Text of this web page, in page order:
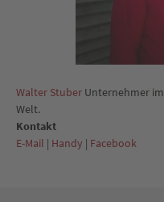
Walter Stuber Unternehmer
Welt.
Kontakt
E-Mail | Handy | Facebook